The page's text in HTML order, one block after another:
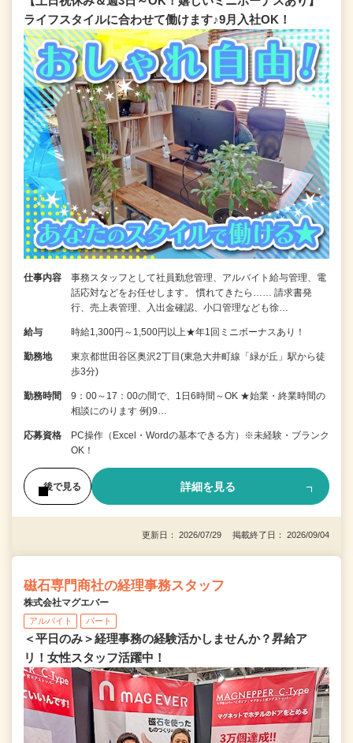
ライフスタイルに合わせて働けます♪9月入社OK！
仕事内容
事務スタッフとして社員勤怠管理、アルバイト給与管理、電
話応対などをお任せします。 慣れてきたら…… 請求書発
行、売上表管理、入出金確認、小口管理なども徐…
給与 時給1,300円～1,500円以上★年1回ミニボーナスあり！
勤務地
東京都世田谷区奥沢2丁目(東急大井町線「緑が丘」駅から徒
歩3分)
勤務時間
9：00～17：00の間で、1日6時間～OK ★始業・終業時間の
相談にのります 例)9…
応募資格
PC操作（Excel・Wordの基本できる方）※未経験・ブランク
OK！
後で見る 詳細を見る
更新日： 2026/07/29 掲載終了日： 2026/09/04
磁石専門商社の経理事務スタッフ
株式会社マグエバー
アルバイト パート
＜平日のみ＞経理事務の経験活かしませんか？昇給ア
リ！女性スタッフ活躍中！